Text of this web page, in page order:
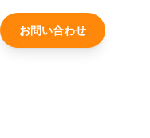
お問い合わせ